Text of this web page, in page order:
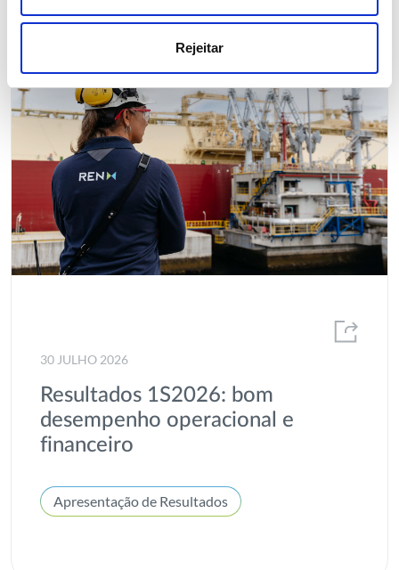
Rejeitar
30 JULHO 2026
Resultados 1S2026: bom
desempenho operacional e
financeiro
Apresentação de Resultados